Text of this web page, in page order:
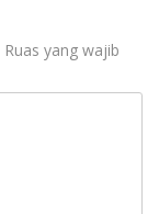
Ruas yang wajib